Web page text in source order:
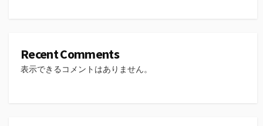
Recent Comments
表示できるコメントはありません。